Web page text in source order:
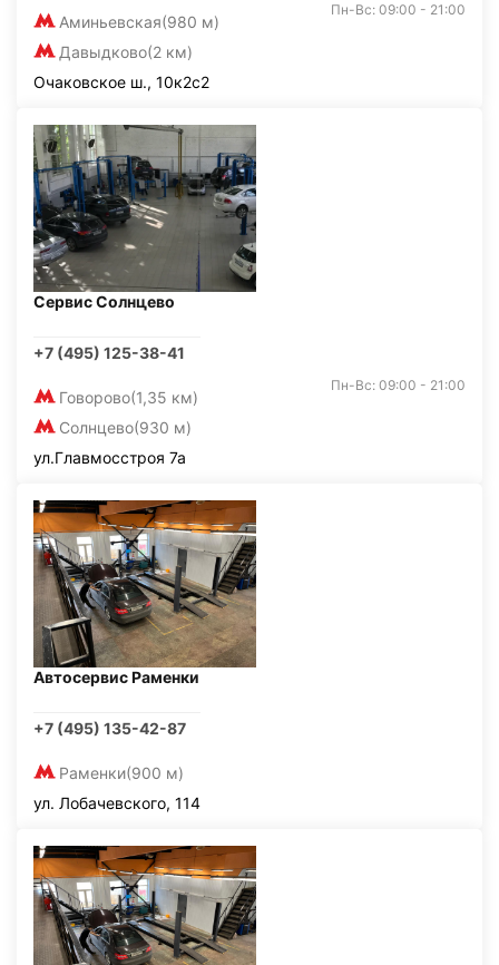
Аминьевская(980 м)
Давыдково(2 км)
Пн-Вс: 09:00 - 21:00
Очаковское ш., 10к2с2
Сервис Солнцево
+7 (495) 125-38-41
Говорово(1,35 км)
Солнцево(930 м)
Пн-Вс: 09:00 - 21:00
ул.Главмосстроя 7а
Автосервис Раменки
+7 (495) 135-42-87
Раменки(900 м)
ул. Лобачевского, 114